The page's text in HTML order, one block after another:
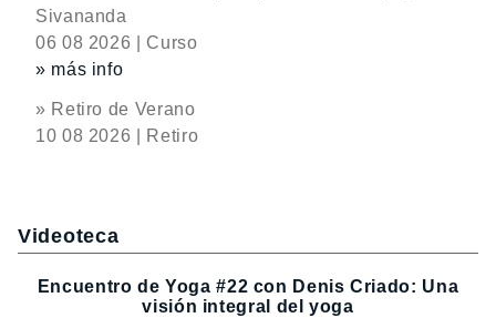
Sivananda
06 08 2026 | Curso
» más info
» Retiro de Verano
10 08 2026 | Retiro
Videoteca
Encuentro de Yoga #22 con Denis Criado: Una
visión integral del yoga